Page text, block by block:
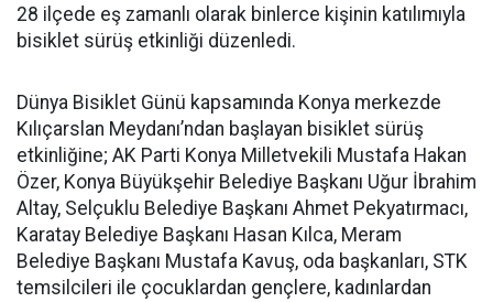
28 ilçede eş zamanlı olarak binlerce kişinin katılımıyla
bisiklet sürüş etkinliği düzenledi.
Dünya Bisiklet Günü kapsamında Konya merkezde
Kılıçarslan Meydanı’ndan başlayan bisiklet sürüş
etkinliğine; AK Parti Konya Milletvekili Mustafa Hakan
Özer, Konya Büyükşehir Belediye Başkanı Uğur İbrahim
Altay, Selçuklu Belediye Başkanı Ahmet Pekyatırmacı,
Karatay Belediye Başkanı Hasan Kılca, Meram
Belediye Başkanı Mustafa Kavuş, oda başkanları, STK
temsilcileri ile çocuklardan gençlere, kadınlardan